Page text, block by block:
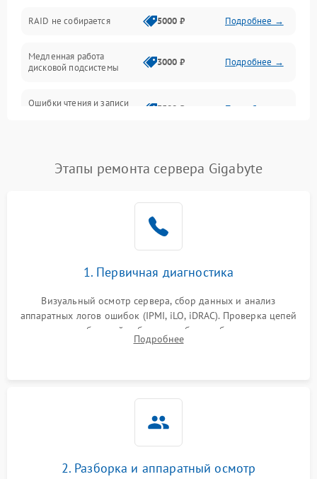
Контроллеры и интерфейсы
Виртуализация и сервисы
Программные сбои
Влага и внешные воздействия
RAID не собирается 5000 ₽ Подробнее →
Медленная работа
дисковой подсистемы
3000 ₽ Подробнее →
Ошибки чтения и записи
3500 ₽ Подробнее →
Этапы ремонта сервера Gigabyte
1. Первичная диагностика
Визуальный осмотр сервера, сбор данных и анализ
аппаратных логов ошибок (IPMI, iLO, iDRAC). Проверка цепей
питания и базовой работоспособности без вскрытия
корпуса для быстрой локализации сбоя.
Подробнее
2. Разборка и аппаратный осмотр